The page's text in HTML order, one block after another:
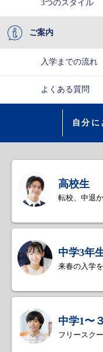
3つのスタイル
ご案内
入学までの流れ
よくある質問
自分
高校生
転校、中退
中学3年
来春の入学
中学1〜
フリースク